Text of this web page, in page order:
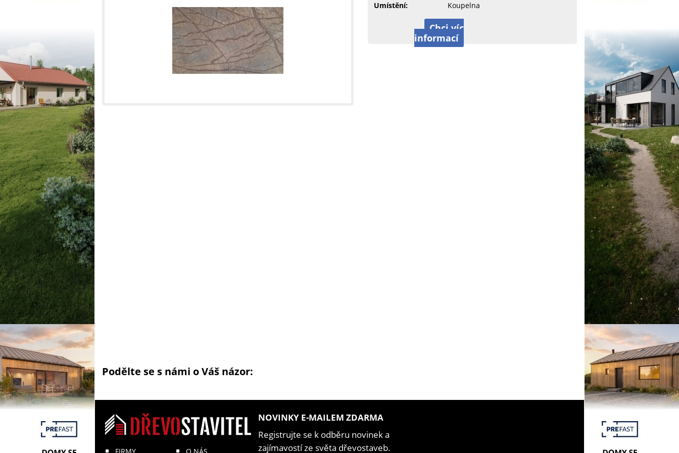
Umístění:
Koupelna
Chci víc
informací
Podělte se s námi o Váš názor:
NOVINKY E-MAILEM ZDARMA
Registrujte se k odběru novinek a
zajímavostí ze světa dřevostaveb.